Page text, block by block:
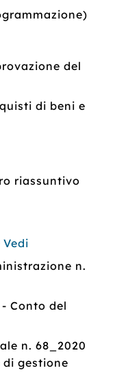
del
di beni e
riassuntivo
Vedi
n.
Conto del
n. 68_2020
gestione